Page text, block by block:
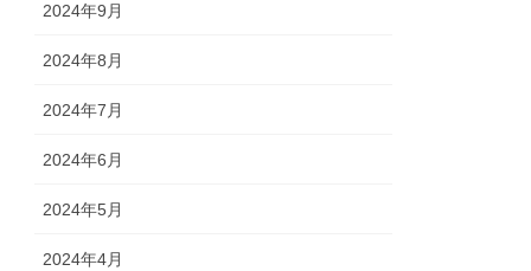
2024年9月
2024年8月
2024年7月
2024年6月
2024年5月
2024年4月